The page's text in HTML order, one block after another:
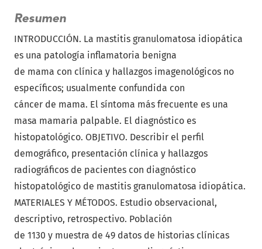
Resumen
INTRODUCCIÓN. La mastitis granulomatosa idiopática
es una patología inflamatoria benigna
de mama con clínica y hallazgos imagenológicos no
específicos; usualmente confundida con
cáncer de mama. El síntoma más frecuente es una
masa mamaria palpable. El diagnóstico es
histopatológico. OBJETIVO. Describir el perfil
demográfico, presentación clínica y hallazgos
radiográficos de pacientes con diagnóstico
histopatológico de mastitis granulomatosa idiopática.
MATERIALES Y MÉTODOS. Estudio observacional,
descriptivo, retrospectivo. Población
de 1130 y muestra de 49 datos de historias clínicas